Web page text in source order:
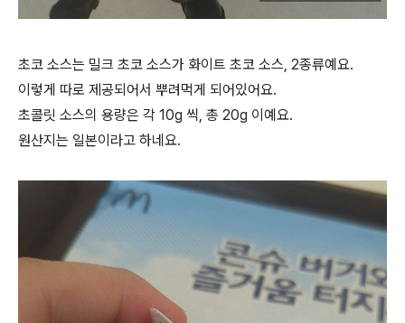
초코 소스는 밀크 초코 소스가 화이트 초코 소스, 2종류예요.
이렇게 따로 제공되어서 뿌려먹게 되어있어요.
초콜릿 소스의 용량은 각 10g 씩, 총 20g 이예요.
원산지는 일본이라고 하네요.